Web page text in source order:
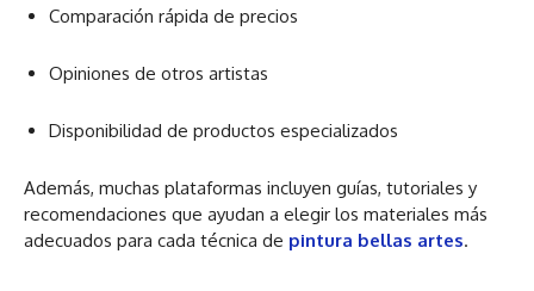
Comparación rápida de precios
Opiniones de otros artistas
Disponibilidad de productos especializados
Además, muchas plataformas incluyen guías, tutoriales y
recomendaciones que ayudan a elegir los materiales más
adecuados para cada técnica de pintura bellas artes.